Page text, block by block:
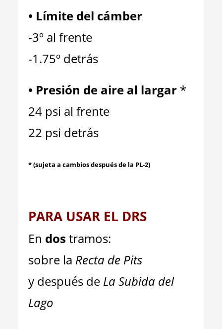
• Límite del cámber
-3º al frente
-1.75º detrás
• Presión de aire al largar *
24 psi al frente
22 psi detrás
* (sujeta a cambios después de la PL-2)
PARA USAR EL DRS
En dos tramos:
sobre la Recta de Pits
y después de La Subida del
Lago